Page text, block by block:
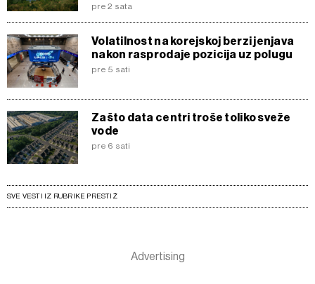
pre 2 sata
Volatilnost na korejskoj berzi jenjava
nakon rasprodaje pozicija uz polugu
pre 5 sati
Zašto data centri troše toliko sveže
vode
pre 6 sati
SVE VESTI IZ RUBRIKE PRESTIŽ